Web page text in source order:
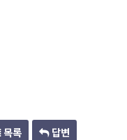
목록 답변